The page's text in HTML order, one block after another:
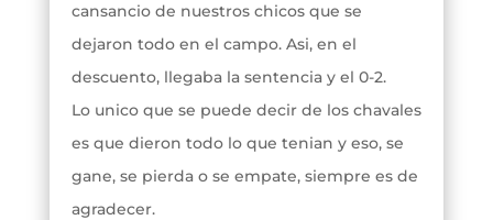
cansancio de nuestros chicos que se
dejaron todo en el campo. Asi, en el
descuento, llegaba la sentencia y el 0-2.
Lo unico que se puede decir de los chavales
es que dieron todo lo que tenian y eso, se
gane, se pierda o se empate, siempre es de
agradecer.